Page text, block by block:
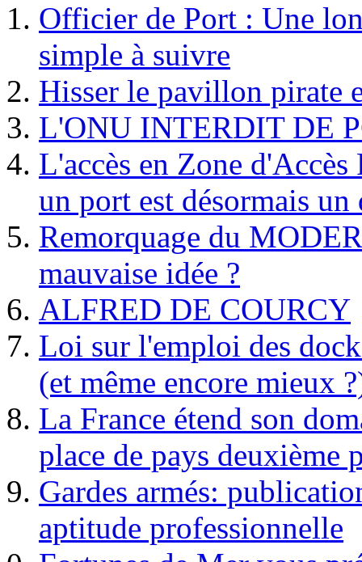
Officier de Port : Une
simple à suivre
Hisser le pavillon pirate
L'ONU INTERDIT DE
L'accès en Zone
un port est désormais un
Remorquage du
mauvaise idée ?
ALFRED DE COURCY
Loi sur l'emploi des
(et même encore mieux
La France étend son
place de pays deuxième
Gardes armés:
aptitude professionnelle